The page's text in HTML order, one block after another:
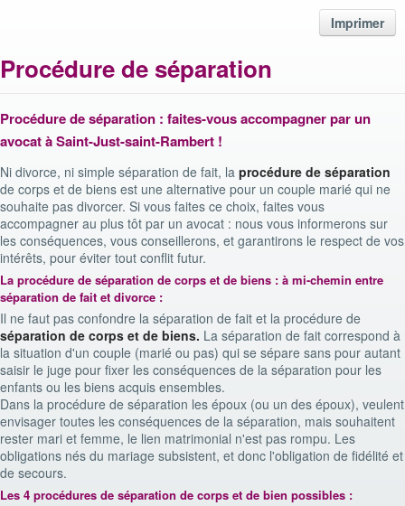
Imprimer
Procédure de séparation
Procédure de séparation : faites-vous accompagner par un
avocat à Saint-Just-saint-Rambert !
Ni divorce, ni simple séparation de fait, la procédure de séparation
de corps et de biens est une alternative pour un couple marié qui ne
souhaite pas divorcer. Si vous faites ce choix, faites vous
accompagner au plus tôt par un avocat : nous vous informerons sur
les conséquences, vous conseillerons, et garantirons le respect de vos
intérêts, pour éviter tout conflit futur.
La procédure de séparation de corps et de biens : à mi-chemin entre
séparation de fait et divorce :
Il ne faut pas confondre la séparation de fait et la procédure de
séparation de corps et de biens. La séparation de fait correspond à
la situation d'un couple (marié ou pas) qui se sépare sans pour autant
saisir le juge pour fixer les conséquences de la séparation pour les
enfants ou les biens acquis ensembles.
Dans la procédure de séparation les époux (ou un des époux), veulent
envisager toutes les conséquences de la séparation, mais souhaitent
rester mari et femme, le lien matrimonial n'est pas rompu. Les
obligations nés du mariage subsistent, et donc l'obligation de fidélité et
de secours.
Les 4 procédures de séparation de corps et de bien possibles :